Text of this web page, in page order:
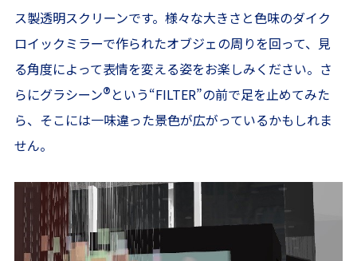
ス製透明スクリーンです。様々な大きさと色味のダイク
ロイックミラーで作られたオブジェの周りを回って、見
る角度によって表情を変える姿をお楽しみください。さ
らにグラシーン®という“FILTER”の前で足を止めてみた
ら、そこには一味違った景色が広がっているかもしれま
せん。